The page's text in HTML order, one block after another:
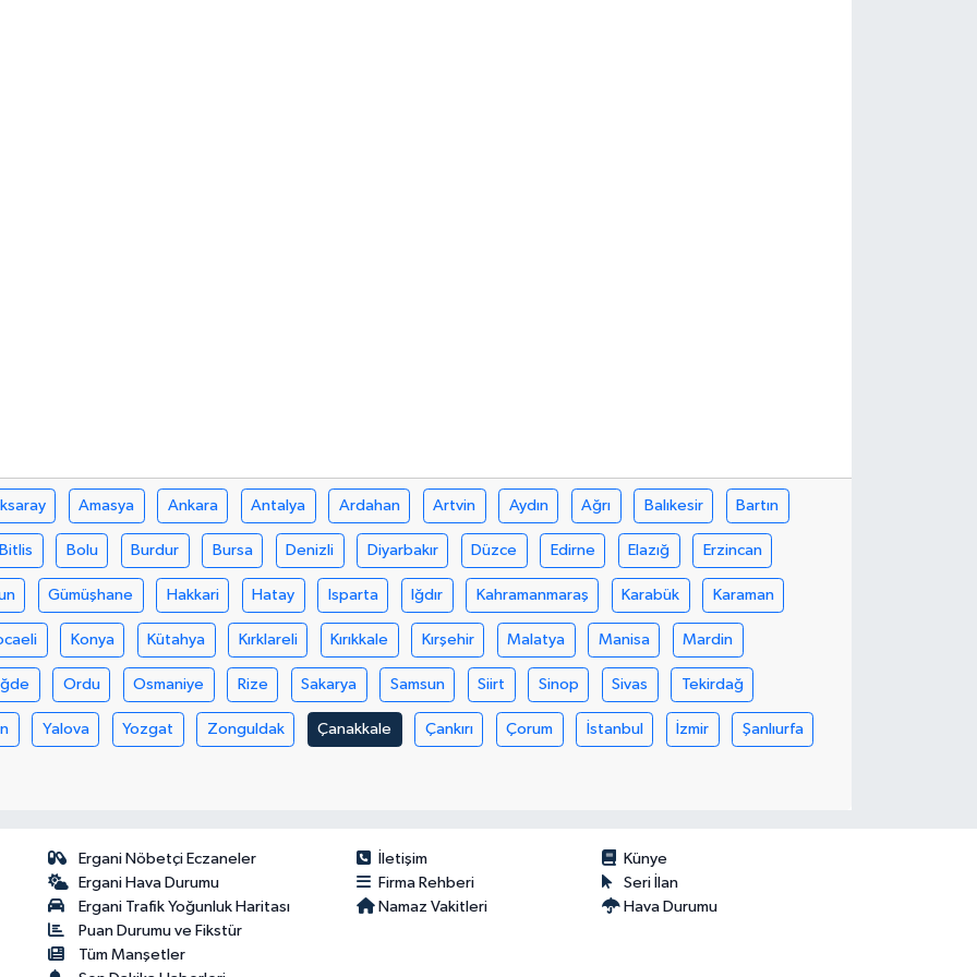
Amasya Ankara Antalya Ardahan Artvin Aydın Ağrı Balıkesir Bartın
Bitlis Bolu Burdur Bursa Denizli Diyarbakır Düzce Edirne Elazığ Erzincan
Gümüşhane Hakkari Hatay Isparta Iğdır Kahramanmaraş Karabük Karaman
Konya Kütahya Kırklareli Kırıkkale Kırşehir Malatya Manisa Mardin
Ordu Osmaniye Rize Sakarya Samsun Siirt Sinop Sivas Tekirdağ
Yalova Yozgat Zonguldak Çanakkale Çankırı Çorum İstanbul İzmir Şanlıurfa
Ergani Nöbetçi Eczaneler
Ergani Hava Durumu
Ergani Trafik Yoğunluk Haritası
Puan Durumu ve Fikstür
Tüm Manşetler
İletişim
Künye
Firma Rehberi
Seri İlan
Namaz Vakitleri
Hava Durumu